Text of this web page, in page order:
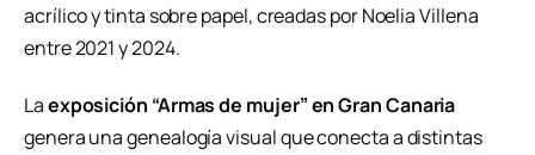
acrílico y tinta sobre papel, creadas por Noelia Villena
entre 2021 y 2024.
Laexposición “Armas de mujer” en Gran Canaria
genera una genealogía visual que conecta a distintas